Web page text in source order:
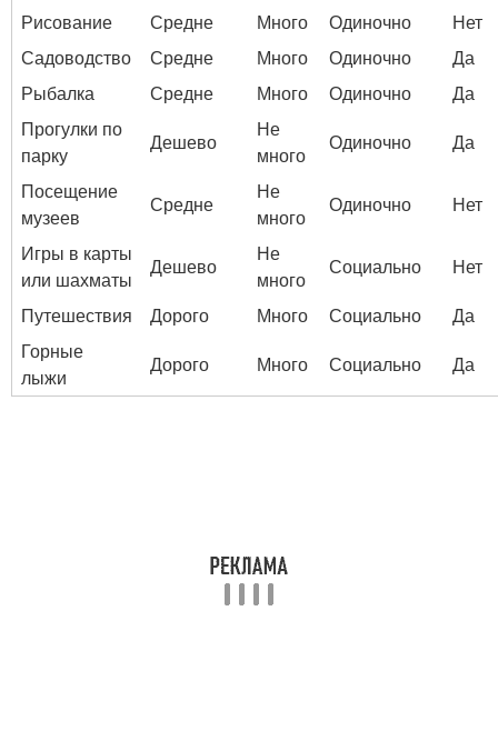
Рисование
Средне Много Одиночно
Нет
Садоводство
Средне Много Одиночно
Да
Рыбалка
Средне Много Одиночно
Да
Прогулки по
парку
Дешево
Не
много
Одиночно
Да
Посещение
музеев
Средне
Не
много
Одиночно
Нет
Игры в карты
или шахматы
Дешево
Не
много
Социально
Нет
Путешествия
Дорого Много Социально
Да
Горные
лыжи
Дорого Много Социально Да